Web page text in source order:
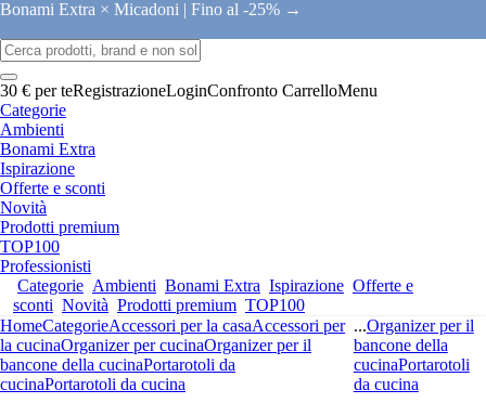
Bonami Extra × Micadoni | Fino al -25% →
30 € per teRegistrazioneLoginConfronto CarrelloMenu
Categorie
Ambienti
Bonami Extra
Ispirazione
Offerte e sconti
Novità
Prodotti premium
TOP100
Professionisti
Categorie Ambienti Bonami Extra Ispirazione Offerte e
sconti Novità Prodotti premium TOP100
HomeCategorieAccessori per la casaAccessori per
la cucinaOrganizer per cucinaOrganizer per il
bancone della cucinaPortarotoli da
cucinaPortarotoli da cucina
...Organizer per il
bancone della
cucinaPortarotoli
da cucina